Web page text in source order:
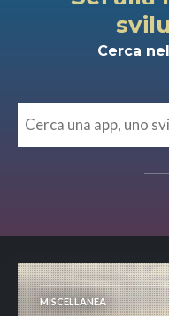
Cerca
MISCELLANEA